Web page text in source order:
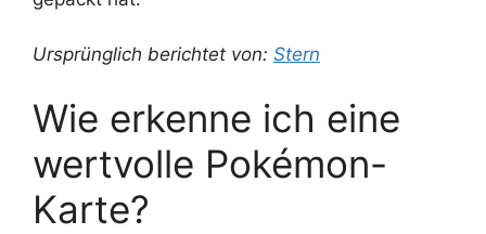
Ursprünglich berichtet von: Stern
Wie erkenne ich eine
wertvolle Pokémon-
Karte?